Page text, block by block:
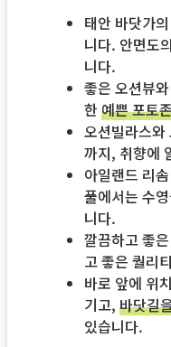
태안 바닷가의
니다. 안면도
니다.
좋은 오션뷰
한 예쁜 포토
오션빌라스와
까지, 취향에
아일랜드 리
풀에서는 수
니다.
깔끔하고 좋
고 좋은 퀄리
바로 앞에 위
기고, 바닷길
있습니다.